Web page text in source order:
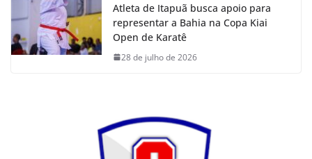
Atleta de Itapuã busca apoio para
representar a Bahia na Copa Kiai
Open de Karatê
28 de julho de 2026